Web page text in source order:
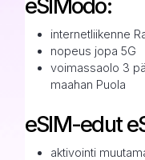
eSIModo:
internetliikenne
nopeus jopa 5G
voimassaolo 3
maahan Puola
eSIM-edut
aktivointi